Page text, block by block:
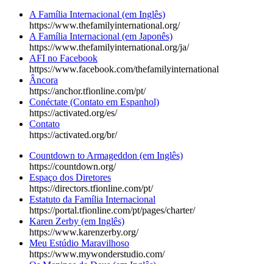
A Família Internacional (em Inglês)
https://www.thefamilyinternational.org/
A Família Internacional (em Japonês)
https://www.thefamilyinternational.org/ja/
AFI no Facebook
https://www.facebook.com/thefamilyinternational
Âncora
https://anchor.tfionline.com/pt/
Conéctate (Contato em Espanhol)
https://activated.org/es/
Contato
https://activated.org/br/
Countdown to Armageddon (em Inglês)
https://countdown.org/
Espaço dos Diretores
https://directors.tfionline.com/pt/
Estatuto da Família Internacional
https://portal.tfionline.com/pt/pages/charter/
Karen Zerby (em Inglês)
https://www.karenzerby.org/
Meu Estúdio Maravilhoso
https://www.mywonderstudio.com/